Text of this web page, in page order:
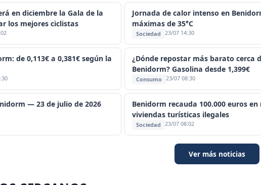
en diciembre la Gala de la
los mejores ciclistas
Jornada de calor intenso en
máximas de 35°C
Sociedad 23/07 14:30
de 0,113€ a 0,381€ según la
¿Dónde repostar más barato cerca
Benidorm? Gasolina desde 1,399€
Consumo 23/07 08:30
— 23 de julio de 2026
Benidorm recauda 100.000 euros
viviendas turísticas ilegales
Sociedad 23/07 08:02
Ver más noticias